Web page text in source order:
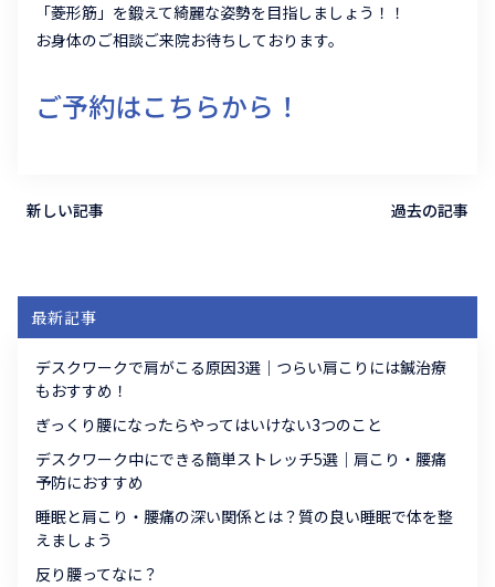
「菱形筋」を鍛えて綺麗な姿勢を目指しましょう！！
お身体のご相談ご来院お待ちしております。
ご予約はこちらから！
新しい記事 過去の記事
最新記事
デスクワークで肩がこる原因3選｜つらい肩こりには鍼治療
もおすすめ！
ぎっくり腰になったらやってはいけない3つのこと
デスクワーク中にできる簡単ストレッチ5選｜肩こり・腰痛
予防におすすめ
睡眠と肩こり・腰痛の深い関係とは？質の良い睡眠で体を整
えましょう
反り腰ってなに？